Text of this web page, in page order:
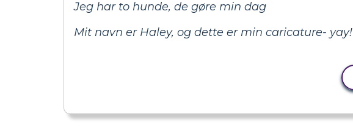
Jeg har to hunde, de gøre min dag
Mit navn er Haley, og dette er min caricature- yay!